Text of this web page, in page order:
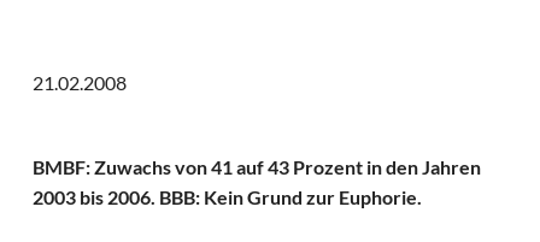
21.02.2008
BMBF: Zuwachs von 41 auf 43 Prozent in den Jahren
2003 bis 2006. BBB: Kein Grund zur Euphorie.